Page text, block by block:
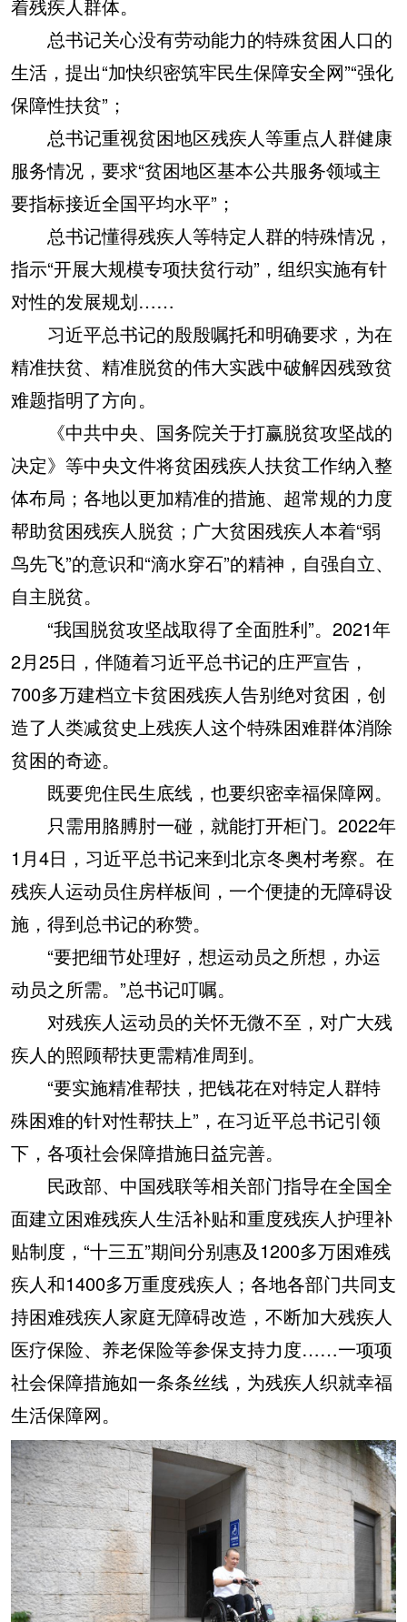
着残疾人群体。
总书记关心没有劳动能力的特殊贫困人口的
生活，提出“加快织密筑牢民生保障安全网”“强化
保障性扶贫”；
总书记重视贫困地区残疾人等重点人群健康
服务情况，要求“贫困地区基本公共服务领域主
要指标接近全国平均水平”；
总书记懂得残疾人等特定人群的特殊情况，
指示“开展大规模专项扶贫行动”，组织实施有针
对性的发展规划……
习近平总书记的殷殷嘱托和明确要求，为在
精准扶贫、精准脱贫的伟大实践中破解因残致贫
难题指明了方向。
《中共中央、国务院关于打赢脱贫攻坚战的
决定》等中央文件将贫困残疾人扶贫工作纳入整
体布局；各地以更加精准的措施、超常规的力度
帮助贫困残疾人脱贫；广大贫困残疾人本着“弱
鸟先飞”的意识和“滴水穿石”的精神，自强自立、
自主脱贫。
“我国脱贫攻坚战取得了全面胜利”。2021年
2月25日，伴随着习近平总书记的庄严宣告，
700多万建档立卡贫困残疾人告别绝对贫困，创
造了人类减贫史上残疾人这个特殊困难群体消除
贫困的奇迹。
既要兜住民生底线，也要织密幸福保障网。
只需用胳膊肘一碰，就能打开柜门。2022年
1月4日，习近平总书记来到北京冬奥村考察。在
残疾人运动员住房样板间，一个便捷的无障碍设
施，得到总书记的称赞。
“要把细节处理好，想运动员之所想，办运
动员之所需。”总书记叮嘱。
对残疾人运动员的关怀无微不至，对广大残
疾人的照顾帮扶更需精准周到。
“要实施精准帮扶，把钱花在对特定人群特
殊困难的针对性帮扶上”，在习近平总书记引领
下，各项社会保障措施日益完善。
民政部、中国残联等相关部门指导在全国全
面建立困难残疾人生活补贴和重度残疾人护理补
贴制度，“十三五”期间分别惠及1200多万困难残
疾人和1400多万重度残疾人；各地各部门共同支
持困难残疾人家庭无障碍改造，不断加大残疾人
医疗保险、养老保险等参保支持力度……一项项
社会保障措施如一条条丝线，为残疾人织就幸福
生活保障网。